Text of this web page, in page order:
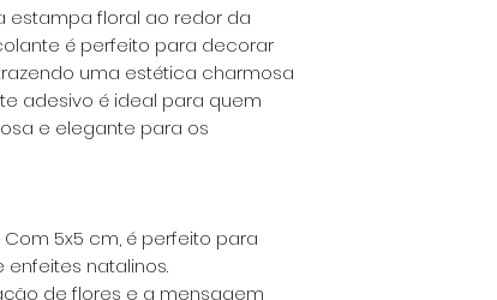
estampa floral ao redor da
é perfeito para decorar
uma estética charmosa
adesivo é ideal para quem
e elegante para os
Com 5x5 cm, é perfeito para
natalinos.
de flores e a mensagem